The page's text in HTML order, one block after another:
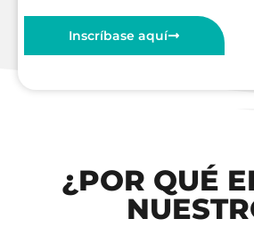
Inscríbase aquí
¿POR QUÉ